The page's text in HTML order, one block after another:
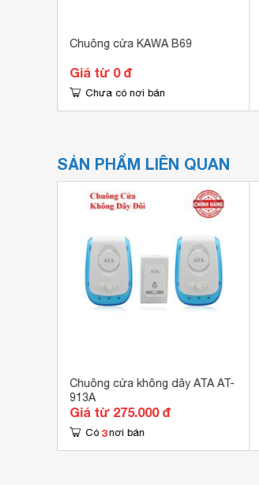
Chuông cửa KAWA B69
Giá từ 0 đ
Chưa có nơi bán
SẢN PHẨM LIÊN QUAN
Chuông cửa không dây ATA AT-
913A
Giá từ 275.000 đ
Có 3 nơi bán